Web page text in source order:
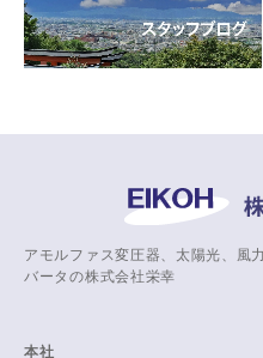
アモルファス変圧器、太陽光、風
バータの株式会社栄幸
本社